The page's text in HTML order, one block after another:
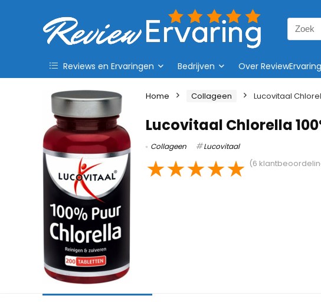
Search
for:
Reviews en Ervaringen Bedrijven Over ReviewErvaring
Home Collageen Lucovitaal
Lucovitaal Chlorella
Collageen Lucovitaal
★★★★★ (6